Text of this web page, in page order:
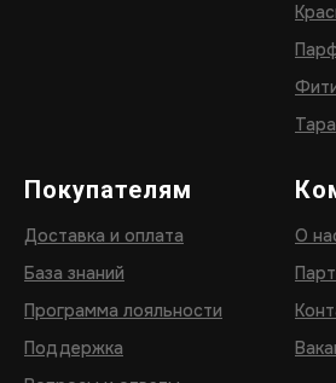
Тара
Покупателям
Доставка и оплата
База знаний
Программа лояльности
Поддержка
О